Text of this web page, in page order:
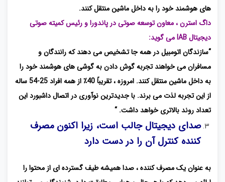
های هوشمند خود را به داخل ماشین منتقل کنند.
داگ استرن ، معاون توسعه صوتی در پاندورا و رئیس کمیته صوتی
دیجیتال IAB می گوید:
“سازندگان اتومبیل در همه جا تشخیص می دهند که رانندگان و
مسافران می خواهند تجربه گوش دادن به گوشی های هوشمند خود را
به داخل ماشین منتقل کنند. امروزه ، تقریباً 40٪ از همه افراد 25-54 ساله
از این تجربه لذت می برند. با جدیدترین نوآوری در اتصال داشبورد این
تعداد روند بالاتری خواهد داشت. “
صدای دیجیتال جالب است، زیرا اکنون مصرف
کننده کنترل آن را در دست دارد
به عنوان یک مصرف کننده ، صدا همیشه طیف گسترده ای از محتوا را